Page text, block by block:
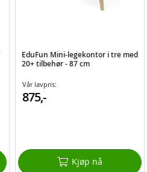
EduFun Mini-legekontor i tre med
20+ tilbehør - 87 cm
Vår lavpris:
875,-
Kjøp nå